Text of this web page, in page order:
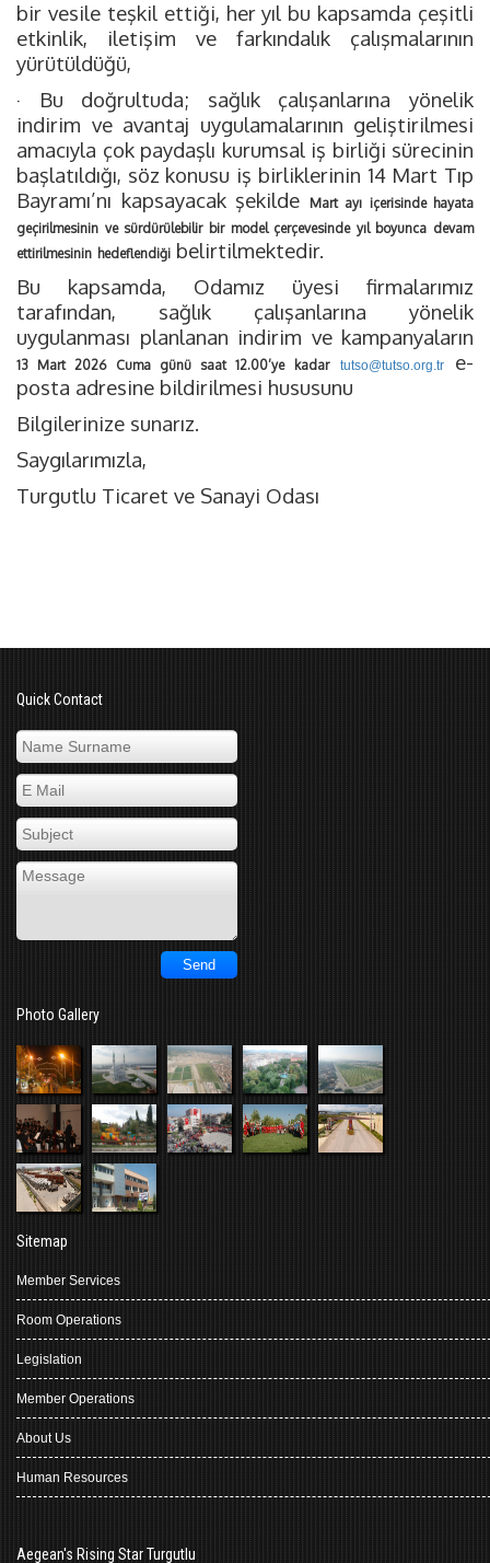
bir vesile teşkil ettiği, her yıl bu kapsamda çeşitli
etkinlik, iletişim ve farkındalık çalışmalarının
yürütüldüğü,
· Bu doğrultuda; sağlık çalışanlarına yönelik
indirim ve avantaj uygulamalarının geliştirilmesi
amacıyla çok paydaşlı kurumsal iş birliği sürecinin
başlatıldığı, söz konusu iş birliklerinin 14 Mart Tıp
Bayramı’nı kapsayacak şekilde
Mart ayı içerisinde hayata
geçirilmesinin ve sürdürülebilir bir model çerçevesinde yıl boyunca devam
ettirilmesinin hedeflendiği belirtilmektedir.
Bu kapsamda, Odamız üyesi firmalarımız
tarafından, sağlık çalışanlarına yönelik
uygulanması planlanan indirim ve kampanyaların
13 Mart 2026 Cuma günü saat 12.00’ye kadar tutso@tutso.org.tre-
posta adresine bildirilmesi hususunu
Bilgilerinize sunarız.
Saygılarımızla,
Turgutlu Ticaret ve Sanayi Odası
Quick Contact
Photo Gallery
Sitemap
Member Services
Room Operations
Legislation
Member Operations
About Us
Human Resources
Aegean's Rising Star Turgutlu